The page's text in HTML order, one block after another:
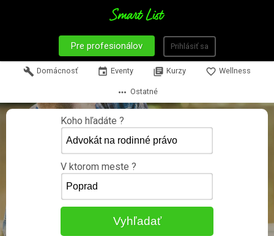
Pre profesionálov Prihlásiť sa
build Domácnosť event Eventy library_books Kurzy favorite_border Wellness
more_horiz Ostatné
Koho hľadáte ?
V ktorom meste ?